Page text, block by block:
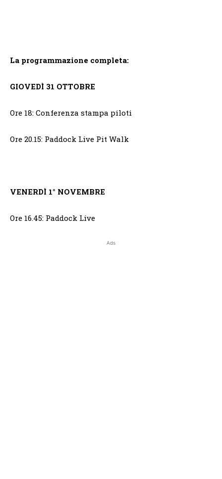
La programmazione completa:
GIOVEDÌ 31 OTTOBRE
Ore 18: Conferenza stampa piloti
Ore 20.15: Paddock Live Pit Walk
VENERDÌ 1° NOVEMBRE
Ore 16.45: Paddock Live
Ads